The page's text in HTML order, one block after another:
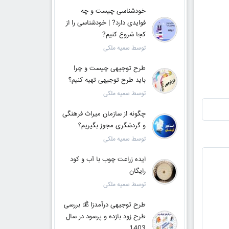
خودشناسی چیست و چه
فوایدی دارد? | خودشناسی را از
کجا شروع کنیم?
توسط سمیه ملکی
طرح توجیهی چیست و چرا
باید طرح توجیهی تهیه کنیم؟
توسط سمیه ملکی
چگونه از سازمان میراث فرهنگی
و گردشگری مجوز بگیریم؟
توسط سمیه ملکی
ایده زراعت چوب با آب و کود
رایگان
توسط سمیه ملکی
طرح توجیهی درآمدزا 💰 بررسی
طرح زود بازده و پرسود در سال